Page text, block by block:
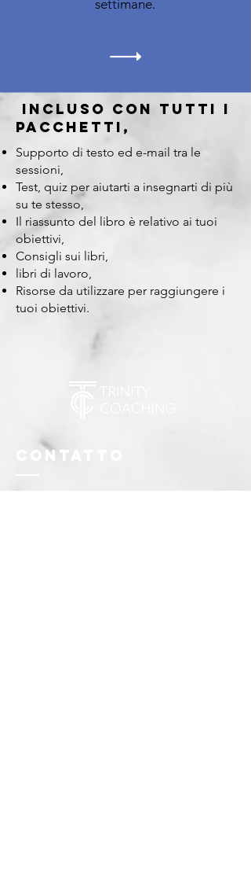
settimane.
incluso con tutti i
pacchetti,​
Supporto di testo ed e-mail tra le
sessioni,
Test, quiz per aiutarti a insegnarti di più
su te stesso,
Il riassunto del libro è relativo ai tuoi
obiettivi,
Consigli sui libri,
libri di lavoro,
Risorse da utilizzare per raggiungere i
tuoi obiettivi.
Contatto